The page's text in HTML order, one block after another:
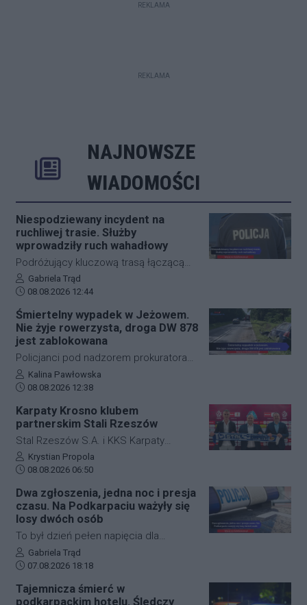
REKLAMA
REKLAMA
NAJNOWSZE
WIADOMOŚCI
Niespodziewany incydent na
ruchliwej trasie. Służby
wprowadziły ruch wahadłowy
Podróżujący kluczową trasą łączącą
Jasło z Gorlicami muszą uzbroić się w
cierpliwość. Niespodziewane
zdarzenie drogowe w miejscowości
Przysieki doprowadziło do utrudnień na
drodze krajowej nr 28. Na miejscu
natychmiast pojawiła się policja, która
wprowadziła zmianę w organizacji
ruchu, by zabezpieczyć teren i uniknąć
Autor artykułu:
Gabriela Trąd
Data dodania artykułu:
08.08.2026 12:44
Śmiertelny wypadek w Jeżowem.
Nie żyje rowerzysta, droga DW 878
jest zablokowana
Policjanci pod nadzorem prokuratora
ustalają szczegółowe okoliczności
tragicznego wypadku, do którego
Jeżowe w powiecie niżańskim. W
wyniku zderzenia samochodu
osobowego z rowerzystą, śmierć na
miejscu poniósł kierujący jednośladem.
Droga wojewódzka nr 878 jest
całkowicie zablokowana.
Autor artykułu:
Kalina Pawłowska
Data dodania artykułu:
08.08.2026 12:38
Karpaty Krosno klubem
partnerskim Stali Rzeszów
Stal Rzeszów S.A. i KKS Karpaty
Krosno rozpoczęły oficjalną
współpracę. Kluby podpisały
długoterminową umowę partnerską,
która ma obejmować m.in. wymianę
doświadczeń, rozwój szkolenia
młodzieży oraz obserwację i
pozyskiwanie utalentowanych
zawodników z regionu.
Autor artykułu:
Krystian Propola
Data dodania artykułu:
08.08.2026 06:50
Dwa zgłoszenia, jedna noc i presja
czasu. Na Podkarpaciu ważyły się
losy dwóch osób
To był dzień pełen napięcia dla
funkcjonariuszy z powiatu niżańskiego.
W ciągu zaledwie kilkunastu godzin
służby ratunkowe musiały
przeprowadzić dwie niezależne,
Autor artykułu:
Gabriela Trąd
Data dodania artykułu:
07.08.2026 18:18
Tajemnicza śmierć w
podkarpackim hotelu. Śledczy